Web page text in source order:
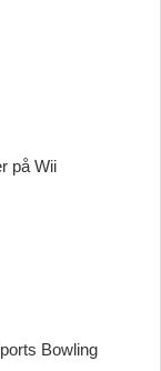
på Wii
Bowling